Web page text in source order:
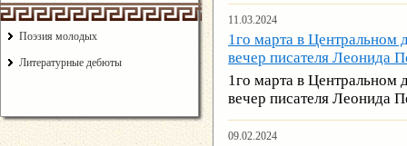
Поэзия молодых
Литературные дебюты
11.03.2024
1го марта в Центральном
вечер писателя Леонида
1го марта в Центральном
вечер писателя Леонида
09.02.2024